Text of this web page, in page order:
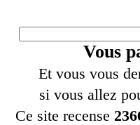
Vous
Et vous vous
si vous allez
Ce site recense